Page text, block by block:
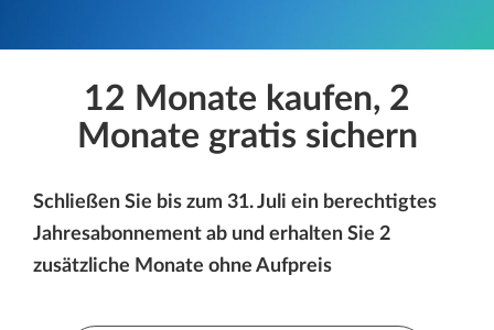
12 Monate kaufen, 2
Monate gratis sichern
Schließen Sie bis zum 31. Juli ein berechtigtes
Jahresabonnement ab und erhalten Sie 2
zusätzliche Monate ohne Aufpreis